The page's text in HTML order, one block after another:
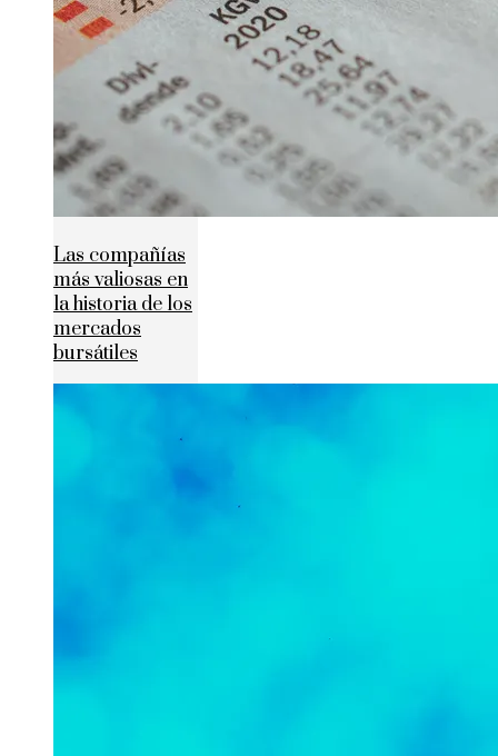
Las compañías
más valiosas en
la historia de los
mercados
bursátiles